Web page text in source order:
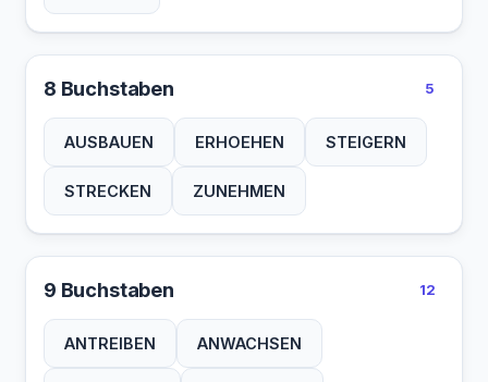
8 Buchstaben 5
AUSBAUEN ERHOEHEN STEIGERN
STRECKEN ZUNEHMEN
9 Buchstaben 12
ANTREIBEN ANWACHSEN